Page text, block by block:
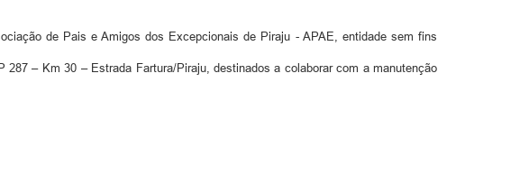
de Pais e Amigos dos Excepcionais de Piraju - APAE, entidade sem fins
– Km 30 – Estrada Fartura/Piraju, destinados a colaborar com a manutenção